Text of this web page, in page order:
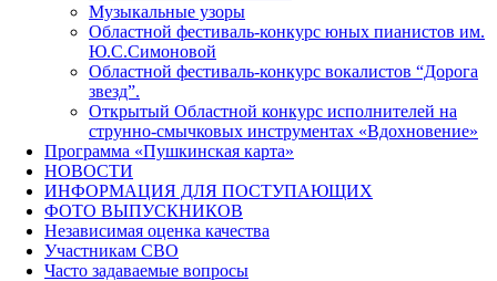
Музыкальные узоры
Областной фестиваль-конкурс юных пианистов им.
Ю.С.Симоновой
Областной фестиваль-конкурс вокалистов “Дорога
звезд”.
Открытый Областной конкурс исполнителей на
струнно-смычковых инструментах «Вдохновение»
Программа «Пушкинская карта»
НОВОСТИ
ИНФОРМАЦИЯ ДЛЯ ПОСТУПАЮЩИХ
ФОТО ВЫПУСКНИКОВ
Независимая оценка качества
Участникам СВО
Часто задаваемые вопросы